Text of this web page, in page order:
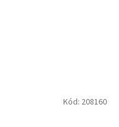
Kód: 208160